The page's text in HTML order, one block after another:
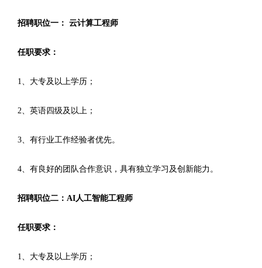
招聘职位一： 云计算工程师
任职要求：
1、大专及以上学历；
2、英语四级及以上；
3、有行业工作经验者优先。
4、有良好的团队合作意识，具有独立学习及创新能力。
招聘职位二：AI人工智能工程师
任职要求：
1、大专及以上学历；